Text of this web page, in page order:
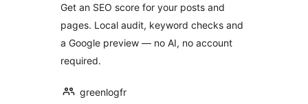
Get an SEO score for your posts and
pages. Local audit, keyword checks and
a Google preview — no AI, no account
required.
greenlogfr